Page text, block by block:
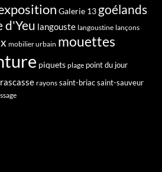
Galerie 13 goélands
d'Yeu langouste langoustine lançons
mobilier urbain mouettes
piquets plage point du jour
rascasse rayons saint-briacsaint-sauveur